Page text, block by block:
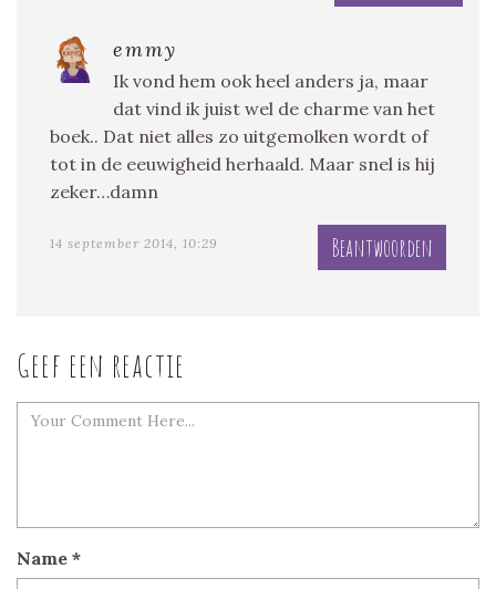
emmy
Ik vond hem ook heel anders ja, maar
dat vind ik juist wel de charme van het
boek.. Dat niet alles zo uitgemolken wordt of
tot in de eeuwigheid herhaald. Maar snel is hij
zeker…damn
14 september 2014, 10:29 Beantwoorden
Geef een reactie
Name *